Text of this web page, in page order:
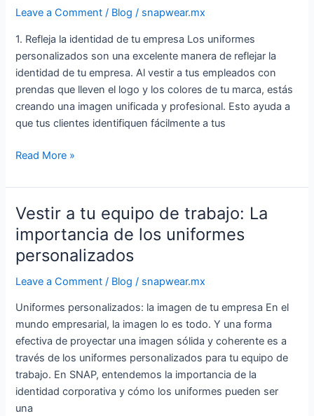
Leave a Comment / Blog / snapwear.mx
1. Refleja la identidad de tu empresa Los uniformes
personalizados son una excelente manera de reflejar la
identidad de tu empresa. Al vestir a tus empleados con
prendas que lleven el logo y los colores de tu marca, estás
creando una imagen unificada y profesional. Esto ayuda a
que tus clientes identifiquen fácilmente a tus
personalizados
impulsar
la
imagen
de
tu
empresa
Read More »
Vestir a tu equipo de trabajo: La
importancia de los uniformes
personalizados
Leave a Comment / Blog / snapwear.mx
Uniformes personalizados: la imagen de tu empresa En el
mundo empresarial, la imagen lo es todo. Y una forma
efectiva de proyectar una imagen sólida y coherente es a
través de los uniformes personalizados para tu equipo de
trabajo. En SNAP, entendemos la importancia de la
identidad corporativa y cómo los uniformes pueden ser
una
Vestir
a
tu
equipo
de
La
importancia
de
los
uniformes
personalizados